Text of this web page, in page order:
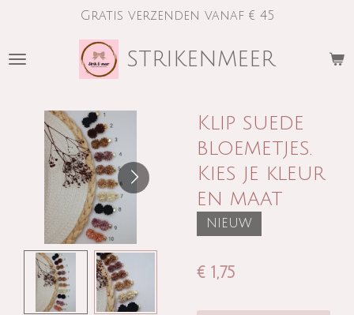
naar
strikenmeer
Gratis verzenden vanaf € 45
Klip suede
bloemetjes.
Kies je kleur
en maat
NIEUW
€ 1,75